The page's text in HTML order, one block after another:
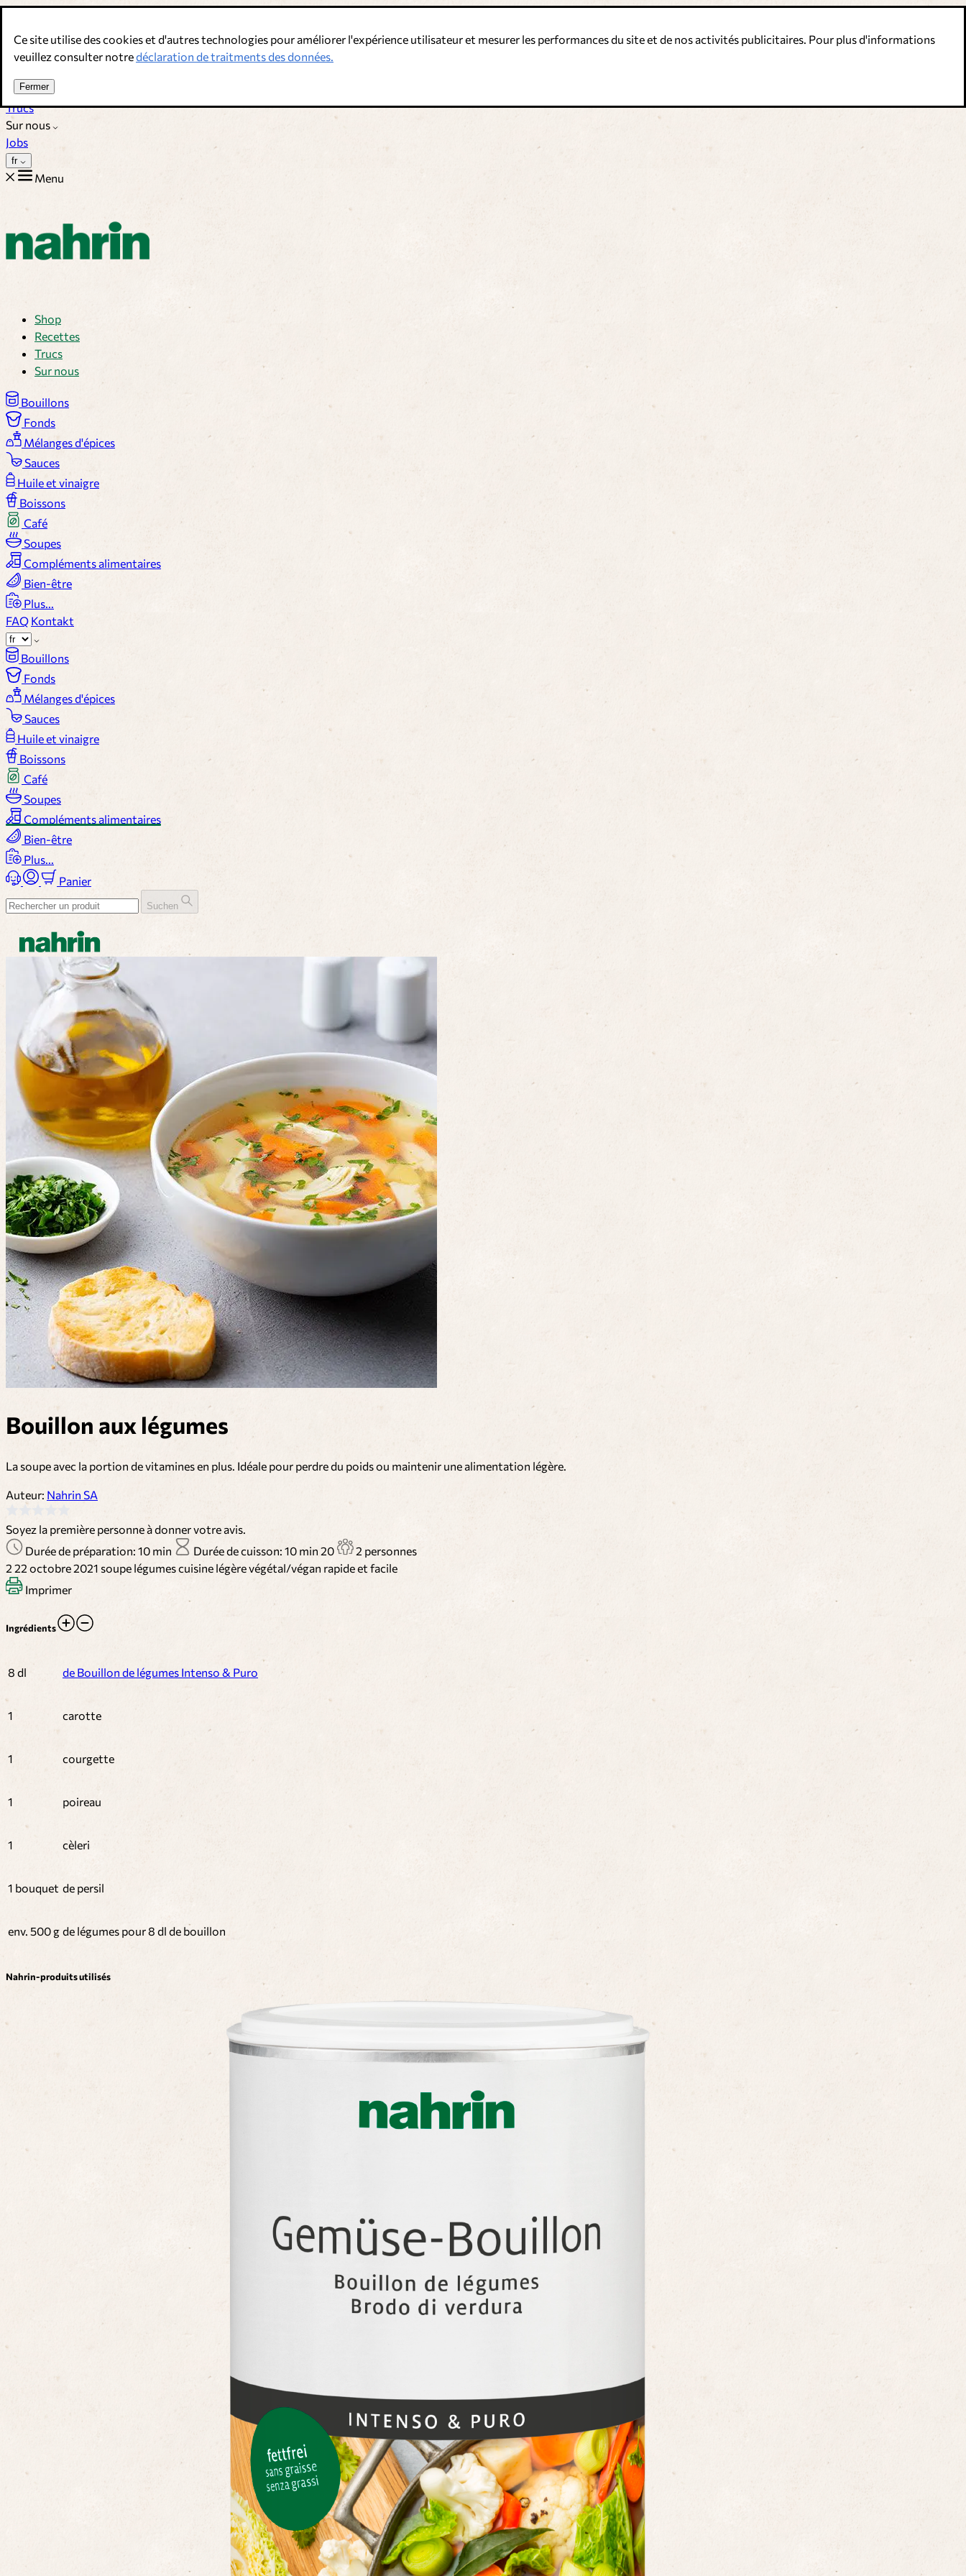
Ce site utilise des cookies et d'autres technologies pour améliorer l'expérience utilisateur et mesurer les performances du site et de nos activités publicitaires. Pour plus d'informations
veuillez consulter notredéclaration de traitments des données.
Fermer
Bouillons, épices & compléments alimentaires. Qualité suisse.
Recettes
Trucs
Sur nous
Jobs
fr
Menu
Shop
Recettes
Trucs
Sur nous
Bouillons
Fonds
Mélanges d'épices
Sauces
Huile et vinaigre
Boissons
Café
Soupes
Compléments alimentaires
Bien-être
Plus...
FAQ Kontakt
Bouillons
Fonds
Mélanges d'épices
Sauces
Huile et vinaigre
Boissons
Café
Soupes
Compléments alimentaires
Bien-être
Plus...
Panier
Suchen
Bouillon aux légumes
La soupe avec la portion de vitamines en plus. Idéale pour perdre du poids ou maintenir une alimentation légère.
Auteur: Nahrin SA
Soyez la première personne à donner votre avis.
Durée de préparation: 10 min
Durée de cuisson: 10 min 20
2 personnes
2 22 octobre 2021 soupe légumescuisine légèrevégétal/végan rapide et facile
Imprimer
Ingrédients
8 dl de Bouillon de légumes Intenso & Puro
1 carotte
1 courgette
1 poireau
1 cèleri
1 bouquet de persil
env. 500 g de légumes pour 8 dl de bouillon
Nahrin-produits utilisés